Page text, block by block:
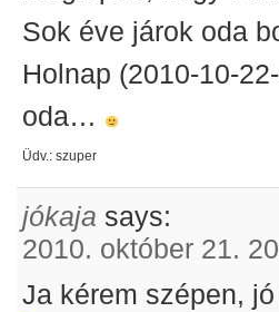
Sok éve járok oda
Holnap (2010-10-
oda…
Üdv.: szuper
jókaja says:
2010. október 21.
Ja kérem szépen,